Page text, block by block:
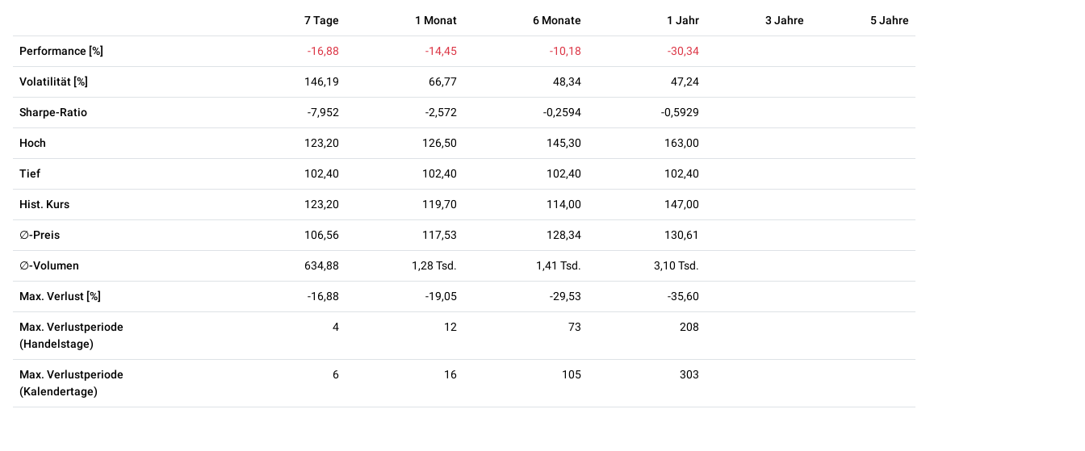
7 Tage 1 Monat 6 Monate 1 Jahr 3 Jahre 5 Jahre
Performance [%] -16,88 -14,45 -10,18 -30,34
Volatilität [%] 146,19 66,77 48,34 47,24
Sharpe-Ratio -7,952 -2,572 -0,2594 -0,5929
Hoch 123,20 126,50 145,30 163,00
Tief 102,40 102,40 102,40 102,40
Hist. Kurs 123,20 119,70 114,00 147,00
∅-Preis 106,56 117,53 128,34 130,61
∅-Volumen 634,88 1,28 Tsd. 1,41 Tsd. 3,10 Tsd.
Max. Verlust [%] -16,88 -19,05 -29,53 -35,60
Max. Verlustperiode
(Handelstage)
4 12 73 208
Max. Verlustperiode
(Kalendertage)
6 16 105 303